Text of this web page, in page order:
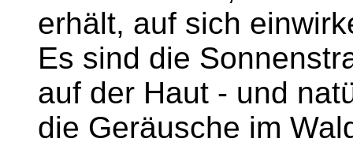
erhält, auf sich
Es sind die
auf der Haut - und
die Geräusche im